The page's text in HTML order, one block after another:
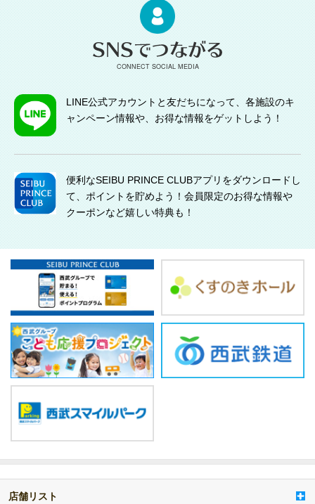
CONNECT SOCIAL MEDIA
LINE公式アカウントと友だちになって、各施設のキ
ャンペーン情報や、お得な情報をゲットしよう！
便利なSEIBU PRINCE CLUBアプリをダウンロードし
て、ポイントを貯めよう！会員限定のお得な情報や
クーポンなど嬉しい特典も！
店舗リスト a